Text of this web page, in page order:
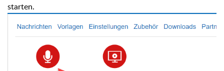
starten.